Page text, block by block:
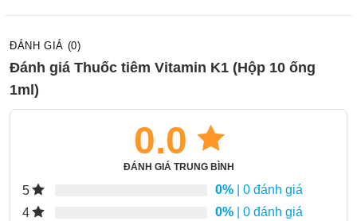
ĐÁNH GIÁ (0)
Đánh giá Thuốc tiêm Vitamin K1 (Hộp 10 ống
1ml)
0.0
ĐÁNH GIÁ TRUNG BÌNH
5 0% | 0 đánh giá
4
0% | 0 đánh giá